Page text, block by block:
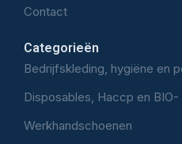
Contact
Categorieën
Bedrijfskleding, hygiëne en
Disposables, Haccp en BIO-
Werkhandschoenen